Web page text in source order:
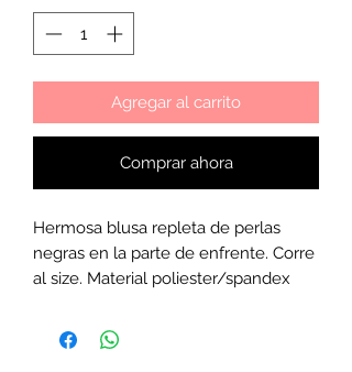
Agregar al carrito
Comprar ahora
Hermosa blusa repleta de perlas
negras en la parte de enfrente. Corre
al size. Material poliester/spandex